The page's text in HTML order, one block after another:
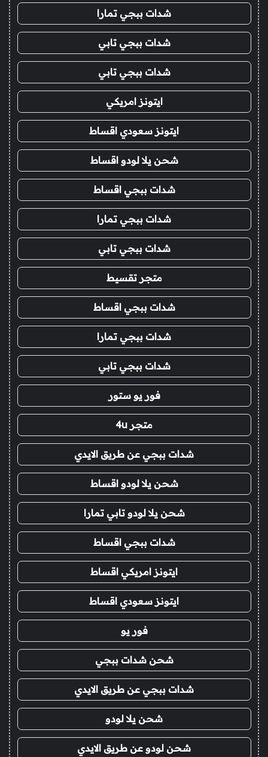
شدات ببجي تمارا
شدات ببجي تابي
شدات ببجي تابي
ايتونز امريكي
ايتونز سعودي اقساط
شحن يلا لودو اقساط
شدات ببجي اقساط
شدات ببجي تمارا
شدات ببجي تابي
متجر تقسيط
شدات ببجي اقساط
شدات ببجي تمارا
شدات ببجي تابي
فور يو ستور
متجر 4u
شدات ببجي عن طريق الايدي
شحن يلا لودو اقساط
شحن يلا لودو تابي تمارا
شدات ببجي اقساط
ايتونز امريكي اقساط
ايتونز سعودي اقساط
فور يو
شحن شدات ببجي
شدات ببجي عن طريق الايدي
شحن يلا لودو
شحن لودو عن طريق الايدي